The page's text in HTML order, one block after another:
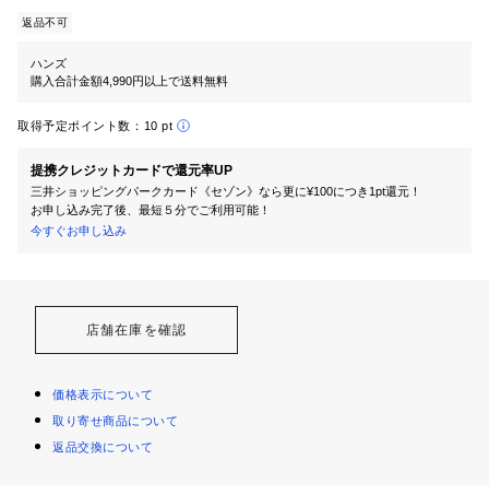
返品不可
ハンズ
購入合計金額4,990円以上で送料無料
取得予定ポイント数： 10 pt
提携クレジットカードで還元率UP
三井ショッピングパークカード《セゾン》なら更に¥100につき1pt還元！
お申し込み完了後、最短５分でご利用可能！
今すぐお申し込み
店舗在庫を確認
価格表示について
取り寄せ商品について
返品交換について